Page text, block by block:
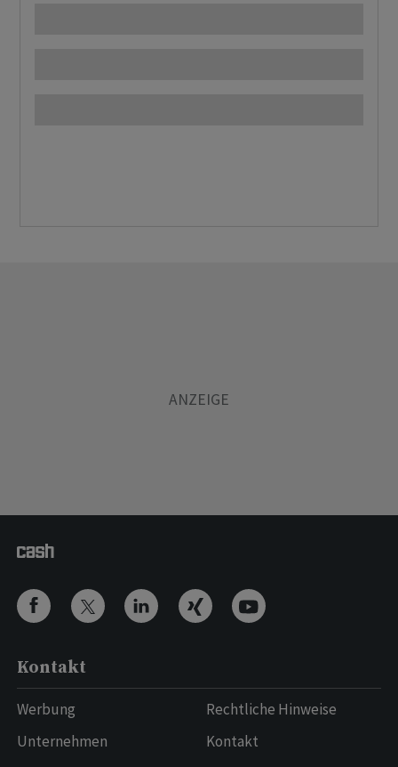
Kontakt
Werbung
Unternehmen
Rechtliche Hinweise
Kontakt